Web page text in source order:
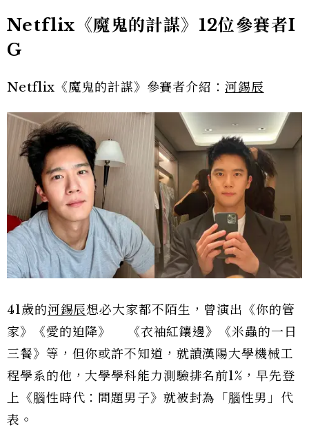
Netflix《魔鬼的計謀》12位參賽者I
G
Netflix《魔鬼的計謀》參賽者介紹： 河錫辰
41歲的河錫辰想必大家都不陌生，曾演出《你的管
家》《愛的迫降》 《衣袖紅鑲邊》《米蟲的一日
三餐》等，但你或許不知道，就讀漢陽大學機械工
程學系的他，大學學科能力測驗排名前1%，早先登
上《腦性時代：問題男子》就被封為「腦性男」代
表。